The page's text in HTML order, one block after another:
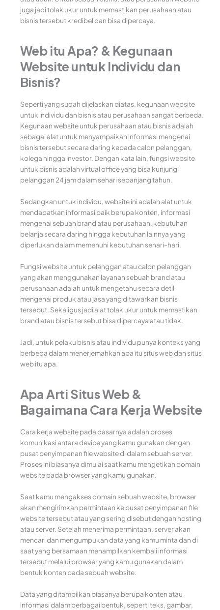
juga jadi tolak ukur untuk memastikan perusahaan atau
bisnis tersebut kredibel dan bisa dipercaya.
Web itu Apa? & Kegunaan
Website untuk Individu dan
Bisnis?
Seperti yang sudah dijelaskan diatas, kegunaan website
untuk individu dan bisnis atau perusahaan sangat berbeda.
Kegunaan website untuk perusahaan atau bisnis adalah
sebagai alat untuk menyampaikan informasi mengenai
bisnis tersebut secara daring kepada calon pelanggan,
kolega hingga investor. Dengan kata lain, fungsi website
untuk bisnis adalah virtual office yang bisa kunjungi
pelanggan 24 jam dalam sehari sepanjang tahun.
Sedangkan untuk individu, website ini adalah alat untuk
mendapatkan informasi baik berupa konten, informasi
mengenai sebuah brand atau perusahaan, kebutuhan
belanja secara daring hingga kebutuhan lainnya yang
diperlukan dalam memenuhi kebutuhan sehari-hari.
Fungsi website untuk pelanggan atau calon pelanggan
yang akan menggunakan layanan sebuah brand atau
perusahaan adalah untuk mengetahu secara detil
mengenai produk atau jasa yang ditawarkan bisnis
tersebut. Sekaligus jadi alat tolak ukur untuk memastikan
brand atau bisnis tersebut bisa dipercaya atau tidak.
Jadi, untuk pelaku bisnis atau individu punya konteks yang
berbeda dalam menerjemahkan apa itu situs web dan situs
web itu apa.
Apa Arti Situs Web &
Bagaimana Cara Kerja Website
Cara kerja website pada dasarnya adalah proses
komunikasi antara device yang kamu gunakan dengan
pusat penyimpanan file website di dalam sebuah server.
Proses ini biasanya dimulai saat kamu mengetikan domain
website pada browser yang kamu gunakan.
Saat kamu mengakses domain sebuah website, browser
akan mengirimkan permintaan ke pusat penyimpanan file
website tersebut atau yang sering disebut dengan hosting
atau server. Setelah menerima permintaan, server akan
mencari dan mengumpukan data yang kamu minta dan di
saat yang bersamaan menampilkan kembali informasi
tersebut melalui browser yang kamu gunakan dalam
bentuk konten pada sebuah website.
Data yang ditampilkan biasanya berupa konten atau
informasi dalam berbagai bentuk, seperti teks, gambar,